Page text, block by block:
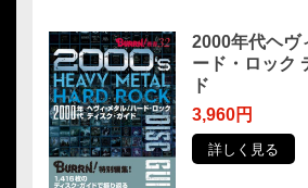
2000年代ヘヴ
ード・ロック
ド
3,960円
詳しく見る